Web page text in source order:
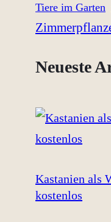
Tiere im Garten
Neueste
Kastanien als
kostenlos